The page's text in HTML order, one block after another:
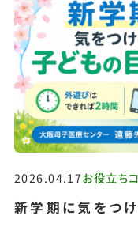
2026.04.17お役立ち
新学期に気をつ